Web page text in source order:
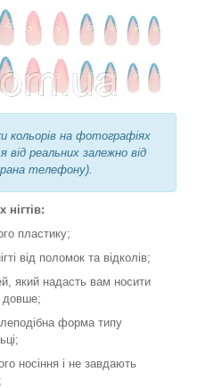
кольорів на фотографіях
реальних залежно від
телефону).
пластику;
від поломок та відколів;
який надасть вам носити
довше;
форма типу
носіння і не завдають